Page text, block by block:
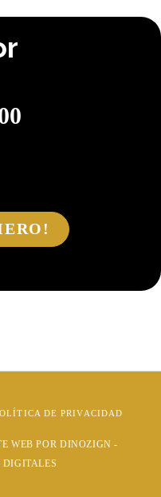
DE PRIVACIDAD
WEB POR DINOZIGN -
DIGITALES